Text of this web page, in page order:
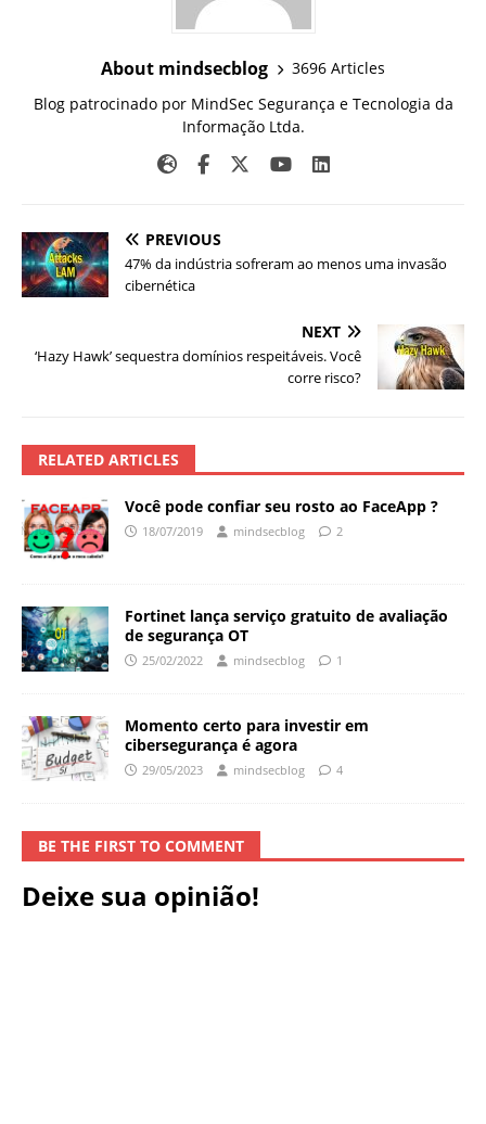
About mindsecblog
3696 Articles
Blog patrocinado por MindSec Segurança e Tecnologia da
Informação Ltda.
PREVIOUS
47% da indústria sofreram ao menos uma invasão
cibernética
NEXT
‘Hazy Hawk’ sequestra domínios respeitáveis. Você
corre risco?
RELATED ARTICLES
Você pode confiar seu rosto ao FaceApp ?
18/07/2019 mindsecblog 2
Fortinet lança serviço gratuito de avaliação
de segurança OT
25/02/2022 mindsecblog 1
Momento certo para investir em
cibersegurança é agora
29/05/2023 mindsecblog 4
BE THE FIRST TO COMMENT
Deixe sua opinião!